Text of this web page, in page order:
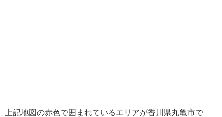
上記地図の赤色で囲まれているエリアが香川県丸亀市で